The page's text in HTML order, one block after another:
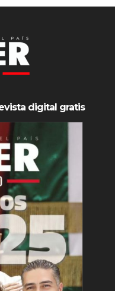
digital gratis